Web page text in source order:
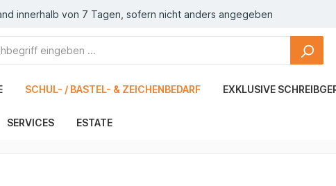
innerhalb von 7 Tagen, sofern nicht anders angegeben
SCHUL- / BASTEL- & ZEICHENBEDARF EXKLUSIVE
SERVICES ESTATE